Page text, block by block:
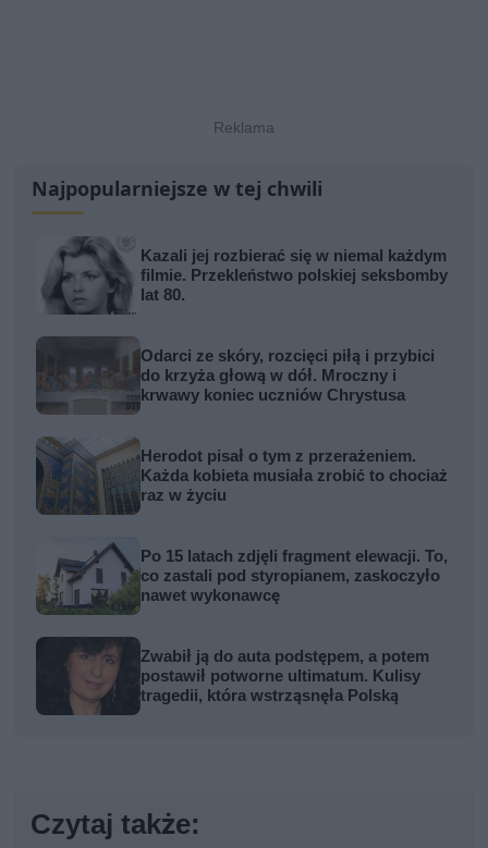
Najpopularniejsze w tej chwili
Kazali jej rozbierać się w niemal każdym
filmie. Przekleństwo polskiej seksbomby
lat 80.
Odarci ze skóry, rozcięci piłą i przybici
do krzyża głową w dół. Mroczny i
krwawy koniec uczniów Chrystusa
Herodot pisał o tym z przerażeniem.
Każda kobieta musiała zrobić to chociaż
raz w życiu
Po 15 latach zdjęli fragment elewacji. To,
co zastali pod styropianem, zaskoczyło
nawet wykonawcę
Zwabił ją do auta podstępem, a potem
postawił potworne ultimatum. Kulisy
tragedii, która wstrząsnęła Polską
Czytaj także: